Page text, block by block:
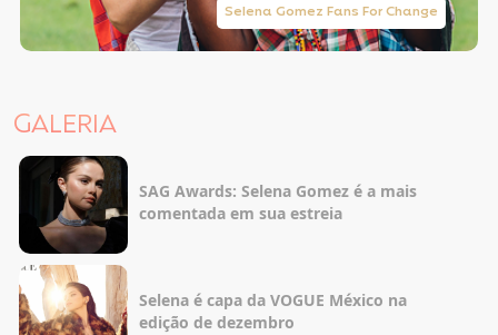
Selena Gomez Fans For Change
GALERIA
SAG Awards: Selena Gomez é a mais
comentada em sua estreia
Selena é capa da VOGUE México na
edição de dezembro